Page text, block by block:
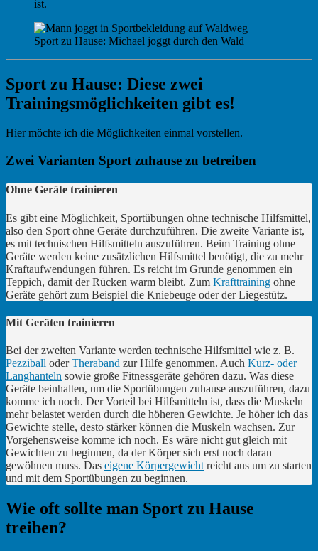
ist.
Sport zu Hause: Michael joggt durch den Wald
Sport zu Hause: Diese zwei
Trainingsmöglichkeiten gibt es!
Hier möchte ich die Möglichkeiten einmal vorstellen.
Zwei Varianten Sport zuhause zu betreiben
Ohne Geräte trainieren
Es gibt eine Möglichkeit, Sportübungen ohne technische Hilfsmittel,
also den Sport ohne Geräte durchzuführen. Die zweite Variante ist,
es mit technischen Hilfsmitteln auszuführen. Beim Training ohne
Geräte werden keine zusätzlichen Hilfsmittel benötigt, die zu mehr
Kraftaufwendungen führen. Es reicht im Grunde genommen ein
Teppich, damit der Rücken warm bleibt. Zum Krafttraining ohne
Geräte gehört zum Beispiel die Kniebeuge oder der Liegestütz.
Mit Geräten trainieren
Bei der zweiten Variante werden technische Hilfsmittel wie z. B.
Pezziball oderTheraband zur Hilfe genommen. Auch Kurz- oder
Langhanteln sowie große Fitnessgeräte gehören dazu. Was diese
Geräte beinhalten, um die Sportübungen zuhause auszuführen, dazu
komme ich noch. Der Vorteil bei Hilfsmitteln ist, dass die Muskeln
mehr belastet werden durch die höheren Gewichte. Je höher ich das
Gewichte stelle, desto stärker können die Muskeln wachsen. Zur
Vorgehensweise komme ich noch. Es wäre nicht gut gleich mit
Gewichten zu beginnen, da der Körper sich erst noch daran
gewöhnen muss. Das eigene Körpergewicht reicht aus um zu starten
und mit dem Sportübungen zu beginnen.
Wie oft sollte man Sport zu Hause
treiben?